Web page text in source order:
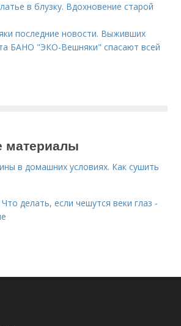
в блузку. Вдохновение старой
последние новости. Выживших
БАНО "ЭКО-Вешняки" спасают всей
материалы
в домашних условиях. Как сушить
делать, если чешутся веки глаз -